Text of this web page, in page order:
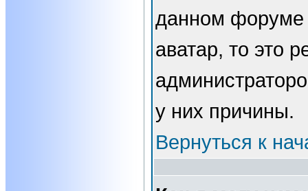
данном форуме
аватар, то это
у них причины.
Вернуться к